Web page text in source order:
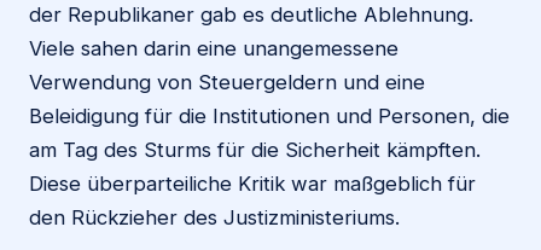
der Republikaner gab es deutliche Ablehnung.
Viele sahen darin eine unangemessene
Verwendung von Steuergeldern und eine
Beleidigung für die Institutionen und Personen, die
am Tag des Sturms für die Sicherheit kämpften.
Diese überparteiliche Kritik war maßgeblich für
den Rückzieher des Justizministeriums.